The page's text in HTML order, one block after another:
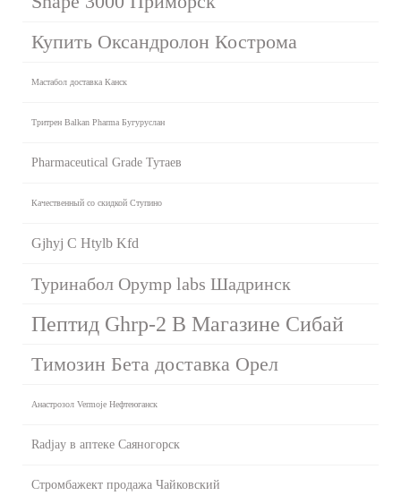
Купить Оксандролон Кострома
Мастабол доставка Канск
Тритрен Balkan Pharma Бугуруслан
Pharmaceutical Grade Тутаев
Качественный со скидкой Ступино
Gjhyj C Htylb Kfd
Туринабол Opymp labs Шадринск
Пептид Ghrp-2 В Магазине Сибай
Tимозин Бета доставка Орел
Анастрозол Vermoje Нефтеюганск
Radjay в аптеке Саяногорск
Стромбажект продажа Чайковский